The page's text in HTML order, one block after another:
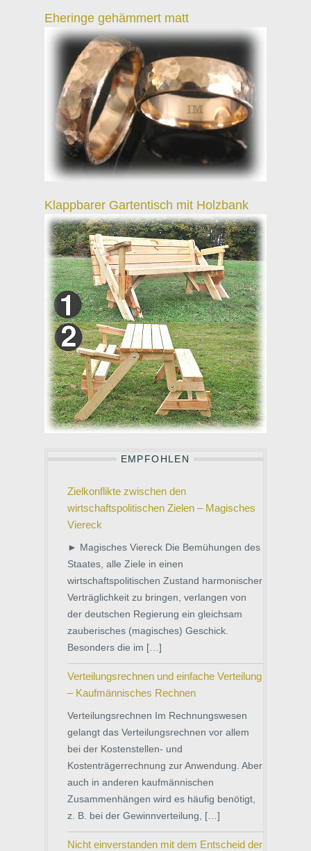
Eheringe gehämmert matt
Klappbarer Gartentisch mit Holzbank
EMPFOHLEN
Zielkonflikte zwischen den
wirtschaftspolitischen Zielen – Magisches
Viereck
► Magisches Viereck Die Bemühungen des
Staates, alle Ziele in einen
wirtschaftspolitischen Zustand harmonischer
Verträglichkeit zu bringen, verlangen von
der deutschen Regierung ein gleichsam
zauberisches (magisches) Geschick.
Besonders die im […]
Verteilungsrechnen und einfache Verteilung
– Kaufmännisches Rechnen
Verteilungsrechnen Im Rechnungswesen
gelangt das Verteilungsrechnen vor allem
bei der Kostenstellen- und
Kostenträgerrechnung zur Anwendung. Aber
auch in anderen kaufmännischen
Zusammenhängen wird es häufig benötigt,
z. B. bei der Gewinnverteilung, […]
Nicht einverstanden mit dem Entscheid der